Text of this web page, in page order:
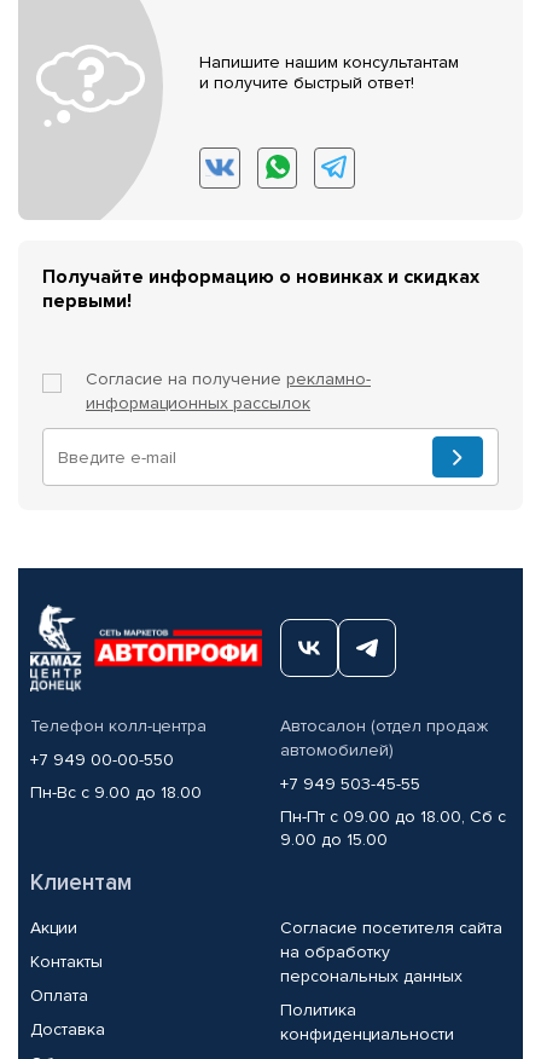
Напишите нашим консультантам
и получите быстрый ответ!
Получайте информацию о новинках и скидках
первыми!
Согласие на получение рекламно-
информационных рассылок
Телефон колл-центра
+7 949 00-00-550
Пн-Вс с 9.00 до 18.00
Автосалон (отдел продаж
автомобилей)
+7 949 503-45-55
Пн-Пт с 09.00 до 18.00, Сб с
9.00 до 15.00
Клиентам
Акции
Контакты
Оплата
Доставка
Согласие посетителя сайта
на обработку
персональных данных
Политика
конфиденциальности